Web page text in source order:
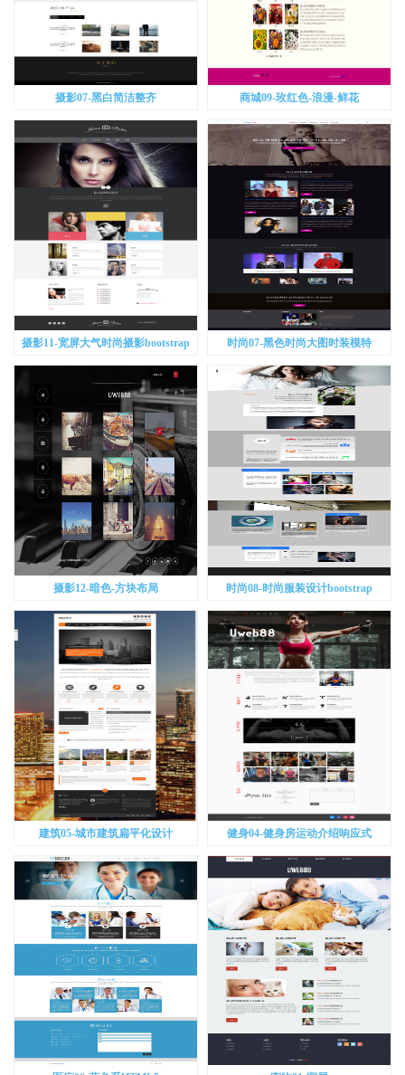
摄影07-黑白简洁整齐 商城09-玫红色-浪漫-鲜花
摄影11-宽屏大气时尚摄影bootstrap
时尚07-黑色时尚大图时装模特
bootstrap
摄影12-暗色-方块布局 时尚08-时尚服装设计bootstrap
建筑05-城市建筑扁平化设计 健身04-健身房运动介绍响应式